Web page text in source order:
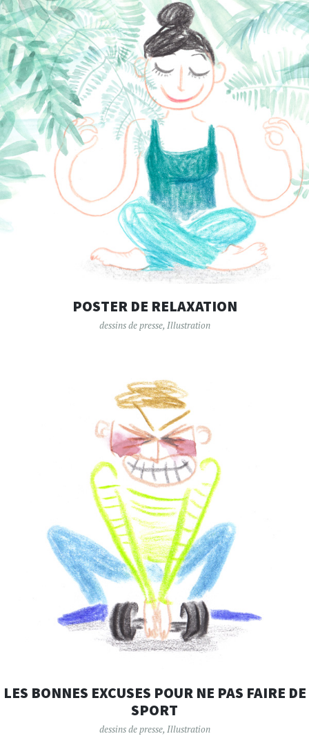
POSTER DE RELAXATION
dessins de presse, Illustration
LES BONNES EXCUSES POUR NE PAS FAIRE DE
SPORT
dessins de presse, Illustration